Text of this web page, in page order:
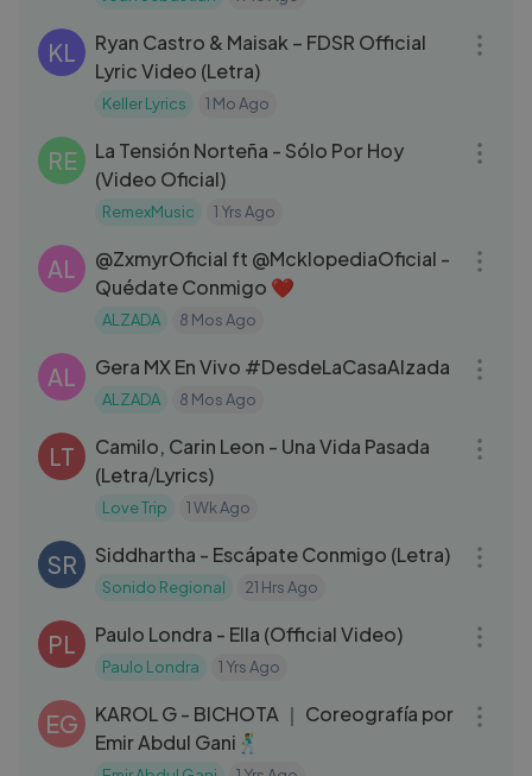
KL
Ryan Castro & Maisak – FDSR Official
Lyric Video (Letra)
Keller Lyrics 1 Mo Ago
RE
La Tensión Norteña - Sólo Por Hoy
(Video Oficial)
RemexMusic 1 Yrs Ago
AL
‪@ZxmyrOficial‬ ft ‪@McklopediaOficial‬ -
Quédate Conmigo ❤️
ALZADA 8 Mos Ago
AL Gera MX En Vivo #DesdeLaCasaAlzada
ALZADA 8 Mos Ago
LT
Camilo, Carin Leon - Una Vida Pasada
(Letra⧸Lyrics)
Love Trip 1 Wk Ago
SR Siddhartha - Escápate Conmigo (Letra)
Sonido Regional 21 Hrs Ago
PL Paulo Londra - Ella (Official Video)
Paulo Londra 1 Yrs Ago
EG
KAROL G - BICHOTA ｜ Coreografía por
Emir Abdul Gani🕺